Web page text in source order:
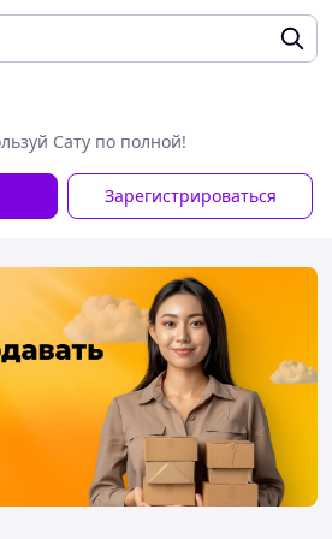
Сату по полной!
Зарегистрироваться